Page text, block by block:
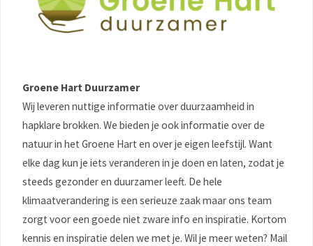
Groene Hart Duurzamer
Wij leveren nuttige informatie over duurzaamheid in
hapklare brokken. We bieden je ook informatie over de
natuur in het Groene Hart en over je eigen leefstijl. Want
elke dag kun je iets veranderen in je doen en laten, zodat je
steeds gezonder en duurzamer leeft. De hele
klimaatverandering is een serieuze zaak maar ons team
zorgt voor een goede niet zware info en inspiratie. Kortom
kennis en inspiratie delen we met je. Wil je meer weten? Mail